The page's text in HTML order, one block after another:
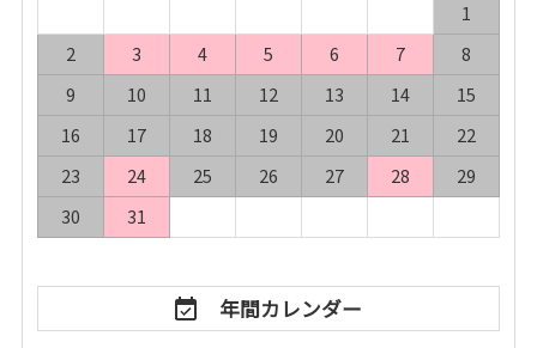
1
2
3 4 5 6 7
8
9
10 11 12 13 14
15
16
17 18 19 20 21
22
23
24 25 26 27 28
29
30
31
年間カレンダー
1
2
3 4 5 6 7
8
9
10 11 12 13 14
15
16
17 18 19 20 21
22
23
24 25 26 27 28
29
30
31